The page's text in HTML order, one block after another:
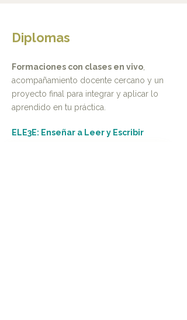
Diplomas
Formaciones con clases en vivo
acompañamiento docente cercano y un
proyecto final para integrar y aplicar lo
aprendido en tu práctica.
ELE3E: Enseñar a Leer y Escribir